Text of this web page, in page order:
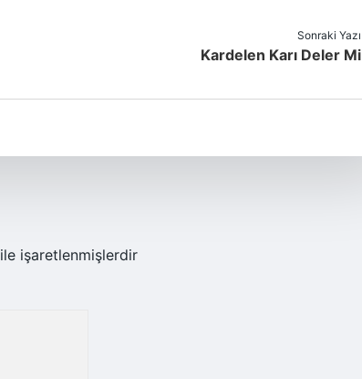
Sonraki Yazı
Kardelen Karı Deler Mi
ile işaretlenmişlerdir